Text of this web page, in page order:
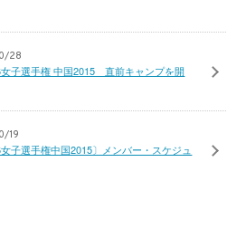
28
子選手権 中国2015 直前キャンプを開
19
子選手権中国2015〕メンバー・スケジュ